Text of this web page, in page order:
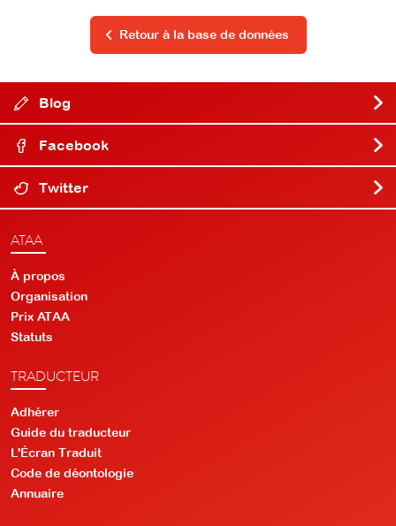
Retour à la base de données
Blog
Facebook
Twitter
ATAA
À propos
Organisation
Prix ATAA
Statuts
TRADUCTEUR
Adhérer
Guide du traducteur
L'Écran Traduit
Code de déontologie
Annuaire